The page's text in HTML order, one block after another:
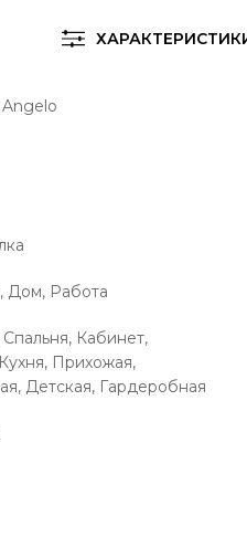
Дом, Работа
Спальня, Кабинет,
Прихожая,
Детская, Гардеробная